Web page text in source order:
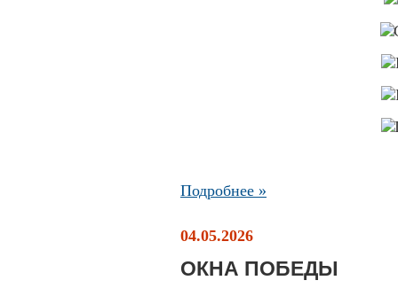
Подробнее »
04.05.2026
ОКНА ПОБЕДЫ